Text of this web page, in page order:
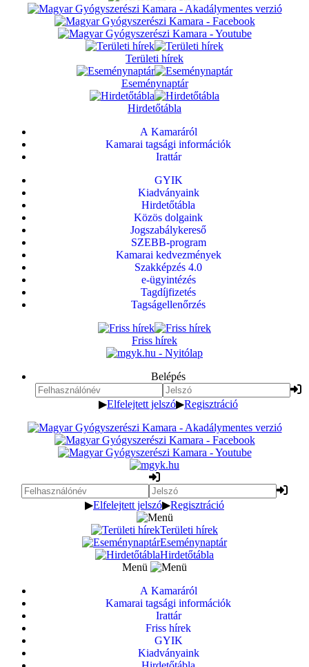
Területi hírek
Eseménynaptár
Hirdetőtábla
A Kamaráról
Kamarai tagsági információk
Irattár
GYIK
Kiadványaink
Hirdetőtábla
Közös dolgaink
Jogszabálykereső
SZEBB-program
Kamarai kedvezmények
Szakképzés 4.0
e-ügyintézés
Tagdíjfizetés
Tagságellenőrzés
Friss hírek
Belépés
▶Elfelejtett jelszó▶Regisztráció
▶Elfelejtett jelszó▶Regisztráció
Területi hírek
Eseménynaptár
Hirdetőtábla
Menü
A Kamaráról
Kamarai tagsági információk
Irattár
Friss hírek
GYIK
Kiadványaink